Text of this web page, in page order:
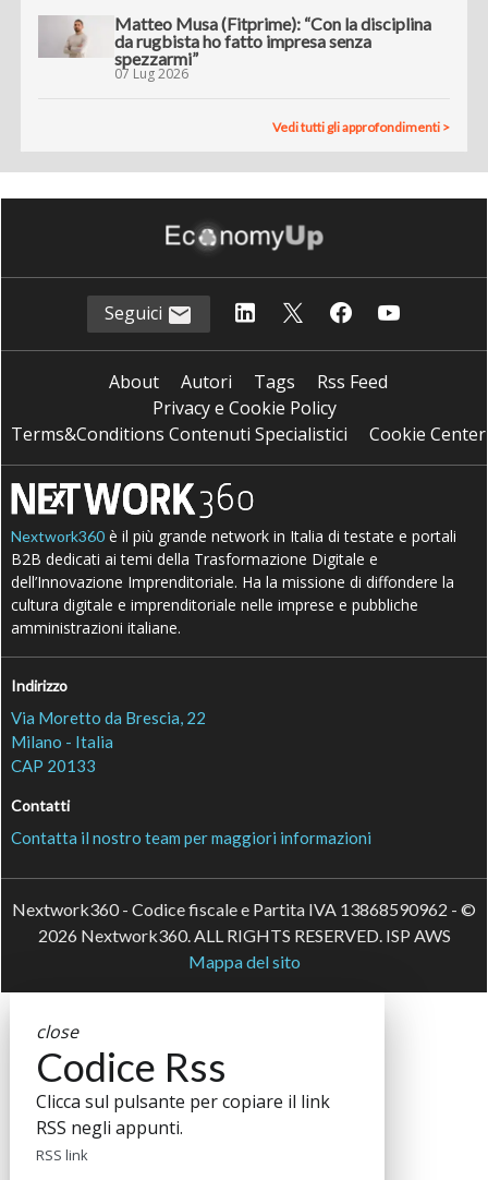
Matteo Musa (Fitprime): “Con la disciplina
da rugbista ho fatto impresa senza
spezzarmi”
07 Lug 2026
Vedi tutti gli approfondimenti >
Seguici
About Autori Tags
Rss Feed
Privacy e Cookie Policy
Terms&Conditions Contenuti Specialistici
Cookie Center
Nextwork360 è il più grande network in Italia di testate e portali
B2B dedicati ai temi della Trasformazione Digitale e
dell’Innovazione Imprenditoriale. Ha la missione di diffondere la
cultura digitale e imprenditoriale nelle imprese e pubbliche
amministrazioni italiane.
Indirizzo
Via Moretto da Brescia, 22
Milano - Italia
CAP 20133
Contatti
Contatta il nostro team per maggiori informazioni
Nextwork360 - Codice fiscale e Partita IVA 13868590962 - ©
2026 Nextwork360. ALL RIGHTS RESERVED. ISP AWS
Mappa del sito
close
Codice Rss
Clicca sul pulsante per copiare il link
RSS negli appunti.
RSS link